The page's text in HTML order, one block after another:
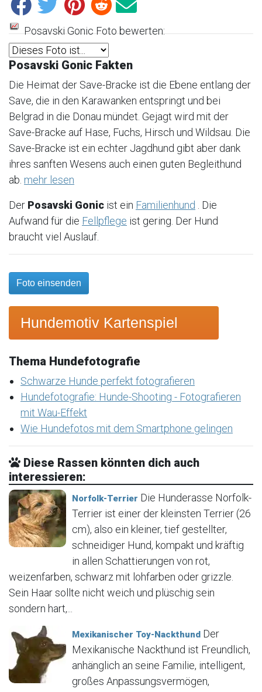
Posavski Gonic Foto bewerten:
Posavski Gonic Fakten
Die Heimat der Save-Bracke ist die Ebene entlang der
Save, die in den Karawanken entspringt und bei
Belgrad in die Donau mündet. Gejagt wird mit der
Save-Bracke auf Hase, Fuchs, Hirsch und Wildsau. Die
Save-Bracke ist ein echter Jagdhund gibt aber dank
ihres sanften Wesens auch einen guten Begleithund
ab. mehr lesen
Der Posavski Gonic ist ein Familienhund . Die
Aufwand für die Fellpflege ist gering. Der Hund
braucht viel Auslauf.
Foto einsenden
Hundemotiv Kartenspiel
Thema Hundefotografie
Schwarze Hunde perfekt fotografieren
Hundefotografie: Hunde-Shooting - Fotografieren
mit Wau-Effekt
Wie Hundefotos mit dem Smartphone gelingen
Diese Rassen könnten dich auch
interessieren:
Norfolk-Terrier Die Hunderasse Norfolk-
Terrier ist einer der kleinsten Terrier (26
cm), also ein kleiner, tief gestellter,
schneidiger Hund, kompakt und kräftig
in allen Schattierungen von rot,
weizenfarben, schwarz mit lohfarben oder grizzle.
Sein Haar sollte nicht weich und plüschig sein
sondern hart,...
Mexikanischer Toy-Nackthund Der
Mexikanische Nackthund ist Freundlich,
anhänglich an seine Familie, intelligent,
großes Anpassungsvermögen,